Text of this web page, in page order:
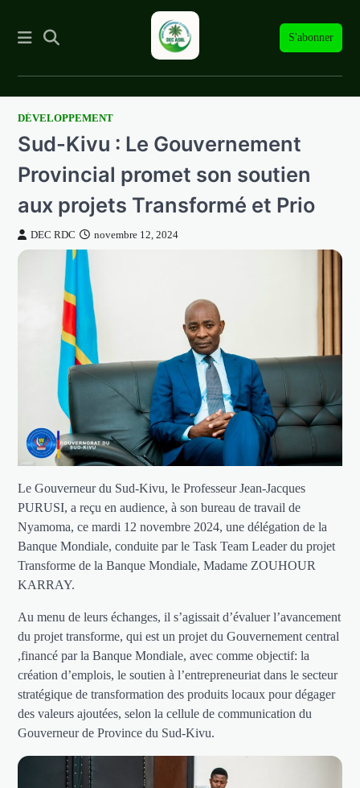
S'abonner
SkipDÉVELOPPEMENT
Sud-Kivu : Le Gouvernement
Provincial promet son soutien
aux projets Transformé et Prio
DEC RDC novembre 12, 2024
Le Gouverneur du Sud-Kivu, le Professeur Jean-Jacques
PURUSI, a reçu en audience, à son bureau de travail de
Nyamoma, ce mardi 12 novembre 2024, une délégation de la
Banque Mondiale, conduite par le Task Team Leader du projet
Transforme de la Banque Mondiale, Madame ZOUHOUR
KARRAY.
Au menu de leurs échanges, il s’agissait d’évaluer l’avancement
du projet transforme, qui est un projet du Gouvernement central
,financé par la Banque Mondiale, avec comme objectif: la
création d’emplois, le soutien à l’entrepreneuriat dans le secteur
stratégique de transformation des produits locaux pour dégager
des valeurs ajoutées, selon la cellule de communication du
Gouverneur de Province du Sud-Kivu.